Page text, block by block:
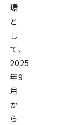
環
と
し
て、
2025
年9
月
か
ら